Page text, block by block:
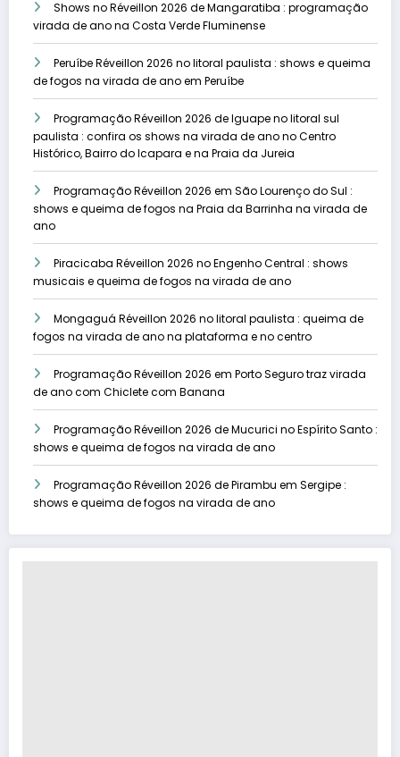
Shows no Réveillon 2026 de Mangaratiba : programação
virada de ano na Costa Verde Fluminense
Peruíbe Réveillon 2026 no litoral paulista : shows e queima
de fogos na virada de ano em Peruíbe
Programação Réveillon 2026 de Iguape no litoral sul
paulista : confira os shows na virada de ano no Centro
Histórico, Bairro do Icapara e na Praia da Jureia
Programação Réveillon 2026 em São Lourenço do Sul :
shows e queima de fogos na Praia da Barrinha na virada de
ano
Piracicaba Réveillon 2026 no Engenho Central : shows
musicais e queima de fogos na virada de ano
Mongaguá Réveillon 2026 no litoral paulista : queima de
fogos na virada de ano na plataforma e no centro
Programação Réveillon 2026 em Porto Seguro traz virada
de ano com Chiclete com Banana
Programação Réveillon 2026 de Mucurici no Espírito Santo :
shows e queima de fogos na virada de ano
Programação Réveillon 2026 de Pirambu em Sergipe :
shows e queima de fogos na virada de ano